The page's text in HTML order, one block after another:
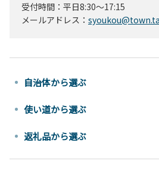
受付時間：平日8:30～17:15
メールアドレス：
自治体から選ぶ
使い道から選ぶ
返礼品から選ぶ